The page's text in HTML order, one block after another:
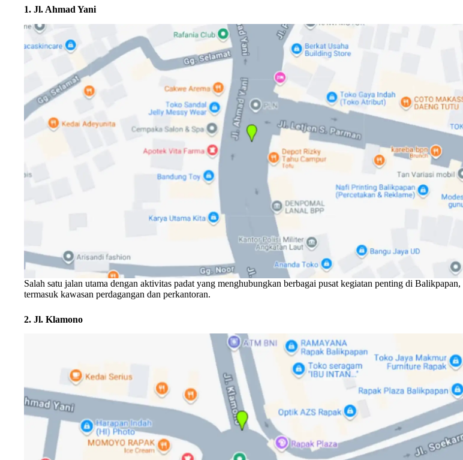
1. Jl. Ahmad Yani
Salah satu jalan utama dengan aktivitas padat yang menghubungkan berbagai pusat kegiatan penting di Balikpapan,
termasuk kawasan perdagangan dan perkantoran.
2. Jl. Klamono